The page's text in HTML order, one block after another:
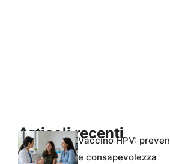
Articoli recenti
Vaccino HPV:
e consapevolezza